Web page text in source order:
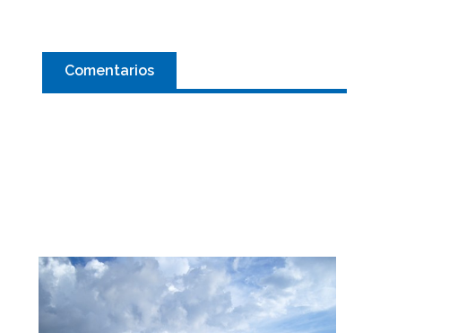
Comentarios